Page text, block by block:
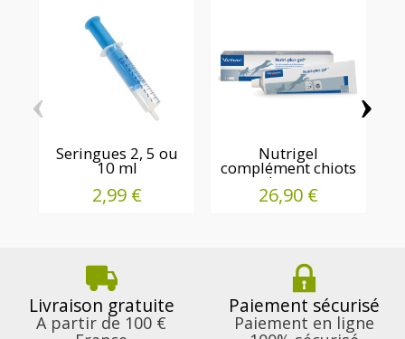
Seringues 2, 5 ou
10 ml
2,99 €
Nutrigel
complément chiots
chatons
26,90 €
‹ ›
Livraison gratuite
A partir de 100 €
Paiement sécurisé
Paiement en ligne